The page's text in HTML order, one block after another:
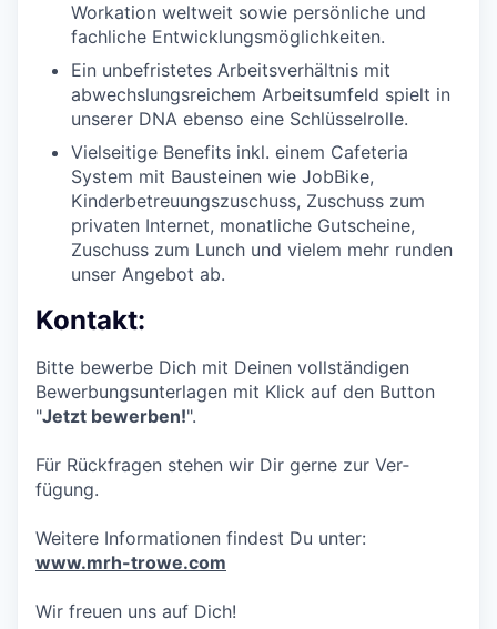
Workation weltweit sowie persönliche und
fachliche Entwicklungsmöglichkeiten.
Ein unbefristetes Arbeitsverhältnis mit
abwechslungsreichem Arbeitsumfeld spielt in
unserer DNA ebenso eine Schlüsselrolle.
Vielseitige Benefits inkl. einem Cafeteria
System mit Bausteinen wie JobBike,
Kinderbetreuungszuschuss, Zuschuss zum
privaten Internet, monatliche Gutscheine,
Zuschuss zum Lunch und vielem mehr runden
unser Angebot ab.
Kontakt:
Bitte bewerbe Dich mit Deinen vollständigen
Bewerbungsunterlagen mit Klick auf den Button
"Jetzt bewerben!".
Für Rück­fragen stehen wir Dir gerne zur Ver­
fügung.
Weitere Informa­tionen findest Du unter:
www.mrh-trowe.com
Wir freuen uns auf Dich!